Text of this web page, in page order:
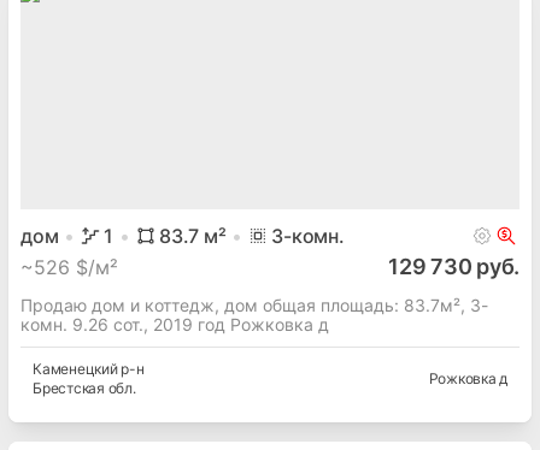
дом 1 83.7 м² 3-комн.
~526 $/м² 129 730 руб.
Продаю дом и коттедж, дом общая площадь: 83.7м², 3-
комн. 9.26 сот., 2019 год Рожковка д
Каменецкий р-н
Брестская обл.
Рожковка д